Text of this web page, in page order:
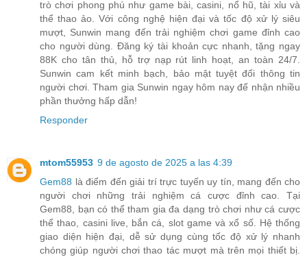
trò chơi phong phú như game bài, casini, nổ hũ, tài xỉu và
thể thao ảo. Với công nghệ hiện đại và tốc độ xử lý siêu
mượt, Sunwin mang đến trải nghiệm chơi game đỉnh cao
cho người dùng. Đăng ký tài khoản cực nhanh, tặng ngay
88K cho tân thủ, hỗ trợ nạp rút linh hoạt, an toàn 24/7.
Sunwin cam kết minh bạch, bảo mật tuyệt đối thông tin
người chơi. Tham gia Sunwin ngay hôm nay để nhận nhiều
phần thưởng hấp dẫn!
Responder
mtom55953 9 de agosto de 2025 a las 4:39
Gem88 là điểm đến giải trí trực tuyến uy tín, mang đến cho
người chơi những trải nghiệm cá cược đỉnh cao. Tại
Gem88, bạn có thể tham gia đa dạng trò chơi như cá cược
thể thao, casini live, bắn cá, slot game và xổ số. Hệ thống
giao diện hiện đại, dễ sử dụng cùng tốc độ xử lý nhanh
chóng giúp người chơi thao tác mượt mà trên mọi thiết bị.